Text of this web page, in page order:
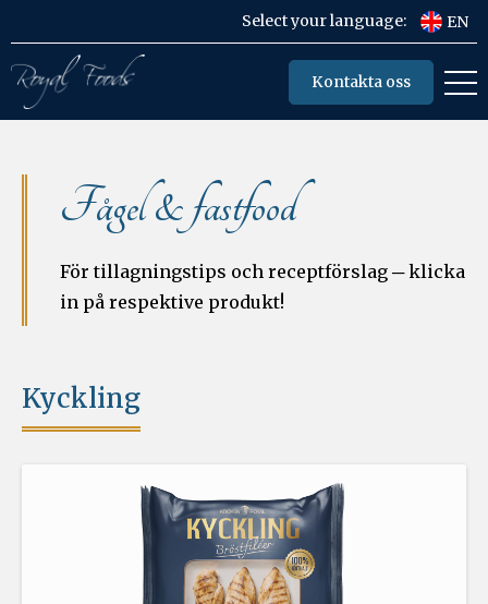
Select your language: EN
Kontakta oss
Fågel & fastfood
För tillagningstips och receptförslag ─ klicka
in på respektive produkt!
Kyckling